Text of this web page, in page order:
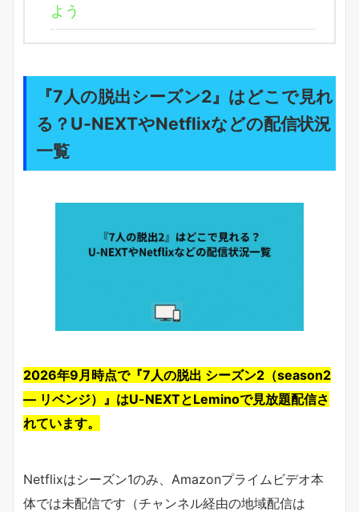
よう
『7人の脱出シーズン2』はどこで見れ
る？U-NEXTやNetflixなどの配信状況
一覧
2026年9月時点で『7人の脱出 シーズン2（season2
― リベンジ）』はU-NEXTとLeminoで見放題配信さ
れています。
Netflixはシーズン1のみ、Amazonプライムビデオ本
体では未配信です（チャンネル経由の地域配信は